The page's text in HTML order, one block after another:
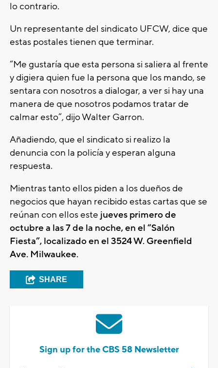
lo contrario.
Un representante del sindicato UFCW, dice que
estas postales tienen que terminar.
“Me gustaría que esta persona si saliera al frente
y digiera quien fue la persona que los mando, se
sentara con nosotros a dialogar, a ver si hay una
manera de que nosotros podamos tratar de
calmar esto”, dijo Walter Garron.
Añadiendo, que el sindicato si realizo la
denuncia con la policía y esperan alguna
respuesta.
Mientras tanto ellos piden a los dueños de
negocios que hayan recibido estas cartas que se
reúnan con ellos este jueves primero de
octubre a las 7 de la noche, en el “Salón
Fiesta”, localizado en el 3524 W. Greenfield
Ave. Milwaukee.
SHARE
Sign up for the CBS 58 Newsletter